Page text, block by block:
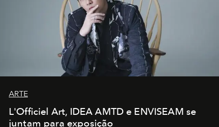
ARTE
L'Officiel Art, IDEA AMTD e ENVISEAM se
juntam para exposição